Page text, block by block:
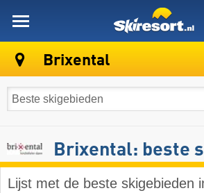
Brixental
Brixental: beste
Lijst met de beste skigebieden